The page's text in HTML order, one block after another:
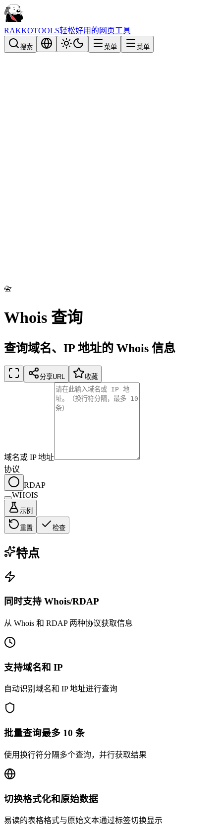
RAKKOTOOLS轻松好用的网页工具
搜索 菜单 菜单
📇
Whois 查询
查询域名、IP 地址的 Whois 信息
分享URL 收藏
域名或 IP 地址
协议
RDAP
WHOIS
示例
重置 检查
特点
同时支持 Whois/RDAP
从 Whois 和 RDAP 两种协议获取信息
支持域名和 IP
自动识别域名和 IP 地址进行查询
批量查询最多 10 条
使用换行符分隔多个查询，并行获取结果
切换格式化和原始数据
易读的表格格式与原始文本通过标签切换显示